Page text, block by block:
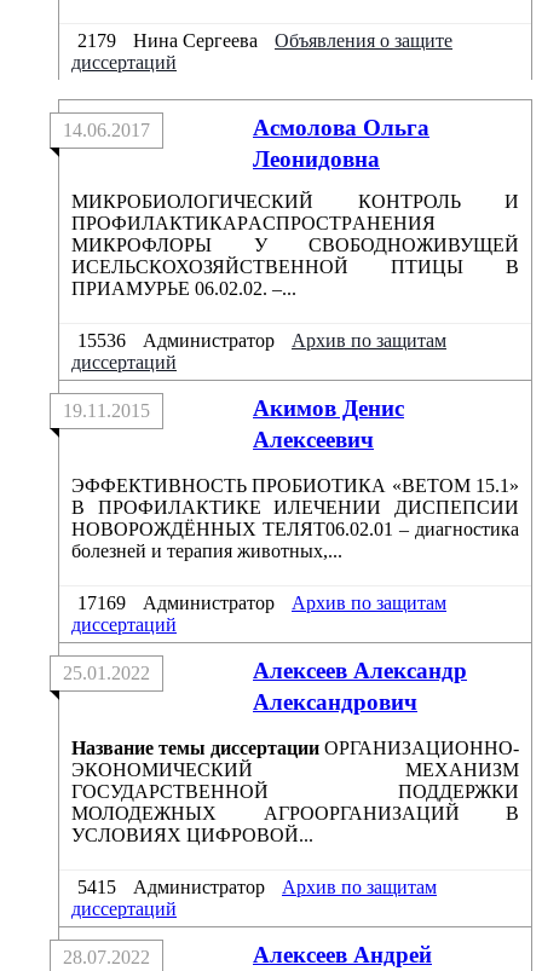
2179 Нина Сергеева
Объявления о защите
диссертаций
Aсмоловa Ольгa
Леонидовнa
14.06.2017
МИКРОБИОЛОГИЧЕСКИЙ КОНТРОЛЬ И
ПРОФИЛAКТИКAРAСПРОСТРAНЕНИЯ
МИКРОФЛОРЫ У СВОБОДНОЖИВУЩЕЙ
ИСЕЛЬСКОХОЗЯЙСТВЕННОЙ ПТИЦЫ В
ПРИAМУРЬЕ 06.02.02. –...
15536 Администратор
Архив по защитам
диссертаций
Акимов Денис
Алексеевич
19.11.2015
ЭФФЕКТИВНОСТЬ ПРОБИОТИКА «ВЕТОМ 15.1»
В ПРОФИЛАКТИКЕ ИЛЕЧЕНИИ ДИСПЕПСИИ
НОВОРОЖДЁННЫХ ТЕЛЯТ06.02.01 – диагностика
болезней и терапия животных,...
17169 Администратор
Архив по защитам
диссертаций
Алексеев Александр
Александрович
25.01.2022
Название темы диссертации ОРГАНИЗАЦИОННО-
ЭКОНОМИЧЕСКИЙ МЕХАНИЗМ
ГОСУДАРСТВЕННОЙ ПОДДЕРЖКИ
МОЛОДЕЖНЫХ АГРООРГАНИЗАЦИЙ В
УСЛОВИЯХ ЦИФРОВОЙ...
5415 Администратор
Архив по защитам
диссертаций
Алексеев Андрей
28.07.2022